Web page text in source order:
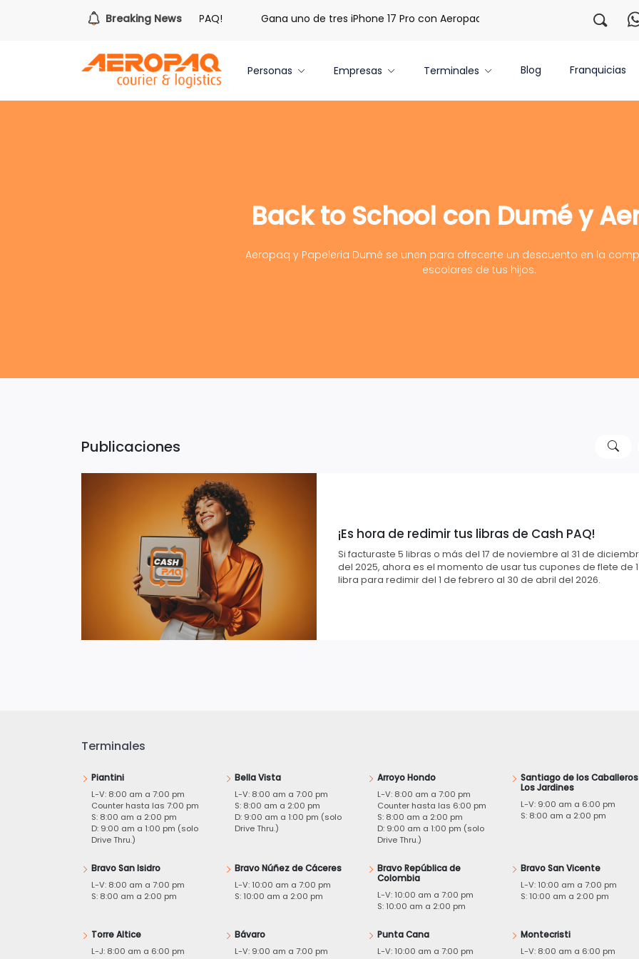
Breaking News
¡Es hora de redimir tus libras de Cash PAQ! Gana uno de tres iPhone 17 Pro con Aeropaq Prime ¡Regístrate con
Personas Empresas Terminales Blog Franquicias
Back to School con Dumé y
Aeropaq y Papeleria Dumé se unen para ofrecerte un descuento en la
escolares de tus hijos.
Publicaciones
¡Es hora de redimir tus libras de Cash PAQ!
Si facturaste 5 libras o más del 17 de noviembre al 31 de
del 2025, ahora es el momento de usar tus cupones de flete de 1
libra para redimir del 1 de febrero al 30 de abril del 2026.
Terminales
Piantini
L-V: 8:00 am a 7:00 pm
Counter hasta las 7:00 pm
S: 8:00 am a 2:00 pm
D: 9:00 am a 1:00 pm (solo
Drive Thru.)
Bella Vista
L-V: 8:00 am a 7:00 pm
S: 8:00 am a 2:00 pm
D: 9:00 am a 1:00 pm (solo
Drive Thru.)
Arroyo Hondo
L-V: 8:00 am a 7:00 pm
Counter hasta las 6:00 pm
S: 8:00 am a 2:00 pm
D: 9:00 am a 1:00 pm (solo
Drive Thru.)
Santiago de los
Los Jardines
L-V: 9:00 am a 6:00 pm
S: 8:00 am a 2:00 pm
Bravo San Isidro
L-V: 8:00 am a 7:00 pm
S: 8:00 am a 2:00 pm
Bravo Núñez de Cáceres
L-V: 10:00 am a 7:00 pm
S: 10:00 am a 2:00 pm
Bravo República de
Colombia
L-V: 10:00 am a 7:00 pm
S: 10:00 am a 2:00 pm
Bravo San Vicente
L-V: 10:00 am a 7:00 pm
S: 10:00 am a 2:00 pm
Torre Altice
L-J: 8:00 am a 6:00 pm
Bávaro
L-V: 9:00 am a 7:00 pm
Punta Cana
L-V: 10:00 am a 7:00 pm
Montecristi
L-V: 8:00 am a 6:00 pm